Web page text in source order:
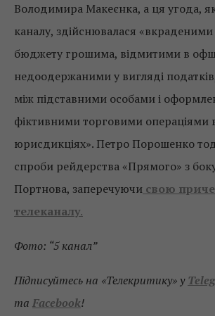
Володимира Макеєнка, а ця угода,
каналу, здійснювалася «вкраденими
бюджету грошима, відмитими в
недоодержаними у вигляді
між підставними особами і
фіктивними торговими операціями
юрисдикціях». Петро Порошенко
спроби рейдерства «Прямого» з
Портнова, заперечуючи свою
телеканалу.
Фото: “5 канал”
Підписуйтесь на «Телекритику» у
та Facebook!